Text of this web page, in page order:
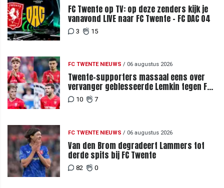
FC Twente op TV: op deze zenders kijk je
vanavond LIVE naar FC Twente - FC DAC 04
3 15
FC TWENTE NIEUWS / 06 augustus 2026
Twente-supporters massaal eens over
vervanger geblesseerde Lemkin tegen FC
DAC 04
10 7
FC TWENTE NIEUWS / 06 augustus 2026
Van den Brom degradeert Lammers tot
derde spits bij FC Twente
82 0